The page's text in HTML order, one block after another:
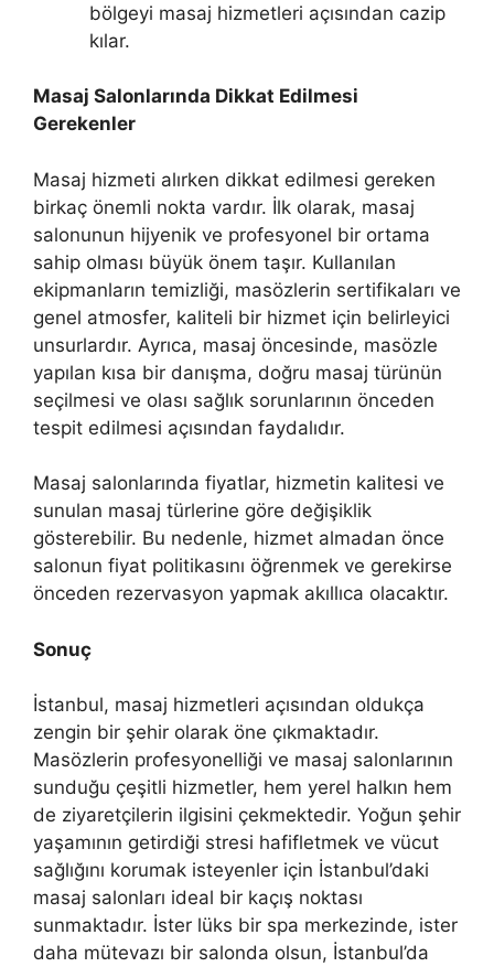
bölgeyi masaj hizmetleri açısından cazip
kılar.
Masaj Salonlarında Dikkat Edilmesi
Gerekenler
Masaj hizmeti alırken dikkat edilmesi gereken
birkaç önemli nokta vardır. İlk olarak, masaj
salonunun hijyenik ve profesyonel bir ortama
sahip olması büyük önem taşır. Kullanılan
ekipmanların temizliği, masözlerin sertifikaları ve
genel atmosfer, kaliteli bir hizmet için belirleyici
unsurlardır. Ayrıca, masaj öncesinde, masözle
yapılan kısa bir danışma, doğru masaj türünün
seçilmesi ve olası sağlık sorunlarının önceden
tespit edilmesi açısından faydalıdır.
Masaj salonlarında fiyatlar, hizmetin kalitesi ve
sunulan masaj türlerine göre değişiklik
gösterebilir. Bu nedenle, hizmet almadan önce
salonun fiyat politikasını öğrenmek ve gerekirse
önceden rezervasyon yapmak akıllıca olacaktır.
Sonuç
İstanbul, masaj hizmetleri açısından oldukça
zengin bir şehir olarak öne çıkmaktadır.
Masözlerin profesyonelliği ve masaj salonlarının
sunduğu çeşitli hizmetler, hem yerel halkın hem
de ziyaretçilerin ilgisini çekmektedir. Yoğun şehir
yaşamının getirdiği stresi hafifletmek ve vücut
sağlığını korumak isteyenler için İstanbul’daki
masaj salonları ideal bir kaçış noktası
sunmaktadır. İster lüks bir spa merkezinde, ister
daha mütevazı bir salonda olsun, İstanbul’da